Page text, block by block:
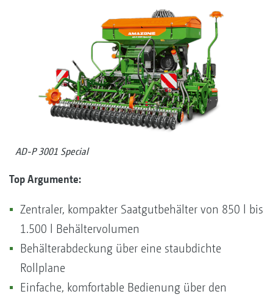
AD-P 3001 Special
Top Argumente:
Zentraler, kompakter Saatgutbehälter von 850 l bis
1.500 l Behältervolumen
Behälterabdeckung über eine staubdichte
Rollplane
Einfache, komfortable Bedienung über den